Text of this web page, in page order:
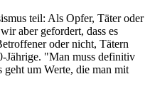
teil: Als Opfer, Täter oder
aber gefordert, dass es
oder nicht, Tätern
Jährige. "Man muss definitiv
um Werte, die man mit